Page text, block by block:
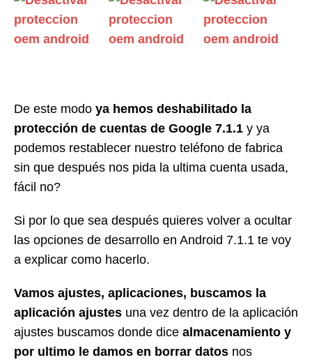
De este modo ya hemos deshabilitado la
protección de cuentas de Google 7.1.1 y ya
podemos restablecer nuestro teléfono de fabrica
sin que después nos pida la ultima cuenta usada,
fácil no?
Si por lo que sea después quieres volver a ocultar
las opciones de desarrollo en Android 7.1.1 te voy
a explicar como hacerlo.
Vamos ajustes, aplicaciones, buscamos la
aplicación ajustes una vez dentro de la aplicación
ajustes buscamos donde dice almacenamiento y
por ultimo le damos en borrar datos nos